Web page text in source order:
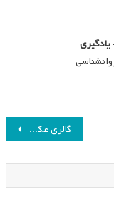
گالری عکس های هشتمین همایش